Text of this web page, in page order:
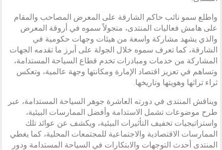
واطلع سمو نائب حاكم الشارقة على المعرض المصاحب والمقام
على هامش فعاليات المنتدى، متجولاً سموه في أروقة المعرض
والذي يشهد مشاركة واسعة من هيئات وجهات حكومية في
الشارقة، كما تعرف سموه خلال الجولة على أبرز ما تقدمه الجهات
المشاركة من خدمات ومبادرات تخدم قطاع السياحة المستدامة،
وتساهم في تعزيز اقتصاد الإمارة ومكانتها وجهة عالمية، وتعكس
ثراء تراثها وهويتها وتاريخها.
ويناقش المنتدى في دورته العاشرة جوهر السياحة المستدامة، عبر
طرح موضوعات تشمل الاستدامة وأفضل الممارسات البيئية،
واستراتيجيات تخفيف التأثيرات البيئية، ويكشف عن عوائد تلك
الممارسات الاقتصادية والاجتماعية للمجتمعات المحلية، كما يغطي
المنتدى أحدث التوجهات والابتكارات في السياحة المستدامة ودور